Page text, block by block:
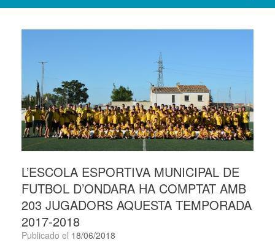
L’ESCOLA ESPORTIVA MUNICIPAL DE
FUTBOL D’ONDARA HA COMPTAT AMB
203 JUGADORS AQUESTA TEMPORADA
2017-2018
Publicado el 18/06/2018